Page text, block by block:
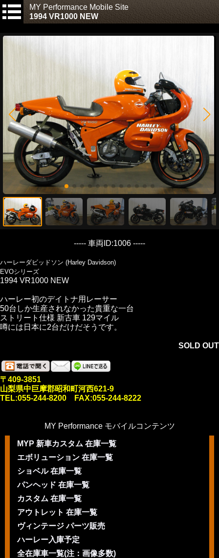
MY Performance Mobile Site
1994 VR1000 NEW
----- 車両ID:1006 -----
ハーレーダビッドソン (Harley Davidson)
EVOシリーズ
1994 VR1000 NEW
ハーレー初のデイトナ用レーサー
50台しか生産されなかった貴重な一台
ストリート仕様 新古車 129マイル
噂には日本に2台だけだそうです。
SOLD OUT
〒409-3851
山梨県中巨摩郡昭和町河西621-9
TEL:055-244-8200 FAX:055-244-8222
MY Performance モバイルコンテンツ
MYP 新車カスタム 在庫一覧
エボリューション 在庫一覧
ショベル 在庫一覧
パンヘッド 在庫一覧
カスタム 在庫一覧
アウトレット 在庫一覧
ヴィンテージ パーツ販売
ハーレー入庫予定
全在庫車一覧(注：画像多数)